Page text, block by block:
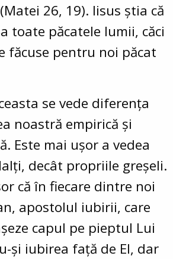
26, 19). Iisus ştia că
toate păcatele lumii, căci
făcuse pentru noi păcat
se vede diferenţa
noastră empirică şi
Este mai uşor a vedea
decât propriile greşeli.
că în fiecare dintre noi
apostolul iubirii, care
capul pe pieptul Lui
şi iubirea faţă de El, dar